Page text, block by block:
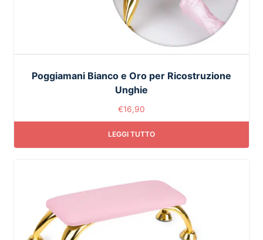
Poggiamani Bianco e Oro per Ricostruzione
Unghie
€16,90
LEGGI TUTTO